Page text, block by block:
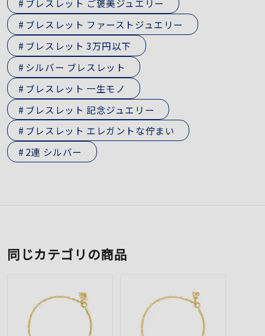
ブレスレット ご褒美ジュエリー
ブレスレット ファーストジュエリー
ブレスレット 3万円以下
シルバー ブレスレット
ブレスレット 一生モノ
ブレスレット 記念ジュエリー
ブレスレット エレガントな佇まい
2連 シルバー
同じカテゴリの商品